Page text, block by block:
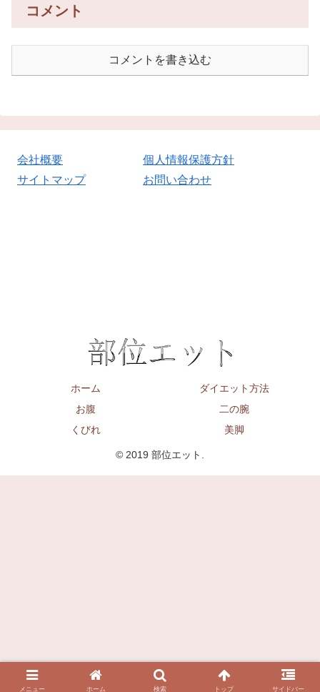
コメント
コメントを書き込む
会社概要
個人情報保護方針
サイトマップ
お問い合わせ
ホーム
ダイエット方法
お腹
二の腕
くびれ
美脚
© 2019 部位エット.
メニュー ホーム 検索 トップ サイドバー